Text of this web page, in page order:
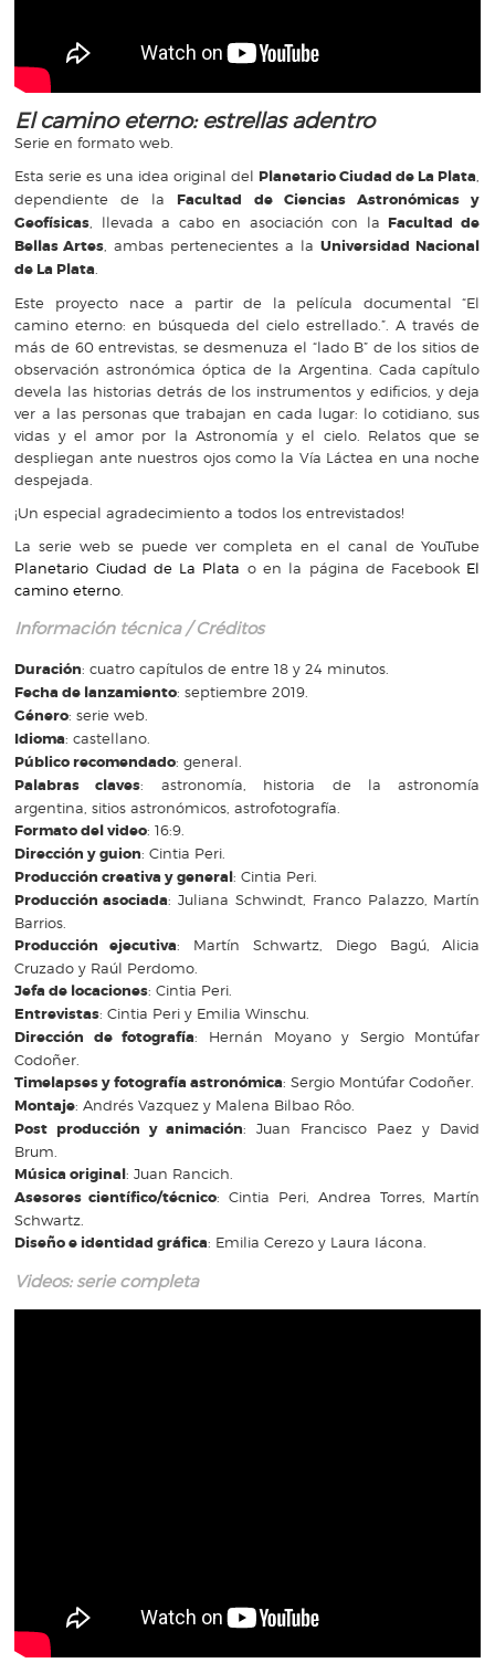
El camino eterno: estrellas adentro
Serie en formato web.
Esta serie es una idea original del Planetario Ciudad de La Plata,
dependiente de la Facultad de Ciencias Astronómicas y
Geofísicas, llevada a cabo en asociación con la Facultad de
Bellas Artes, ambas pertenecientes a laUniversidad Nacional
de La Plata.
Este proyecto nace a partir de la película documental “El
camino eterno: en búsqueda del cielo estrellado.”. A través de
más de 60 entrevistas, se desmenuza el “lado B” de los sitios de
observación astronómica óptica de la Argentina. Cada capítulo
devela las historias detrás de los instrumentos y edificios, y deja
ver a las personas que trabajan en cada lugar: lo cotidiano, sus
vidas y el amor por la Astronomía y el cielo. Relatos que se
despliegan ante nuestros ojos como la Vía Láctea en una noche
despejada.
¡Un especial agradecimiento a todos los entrevistados!
La serie web se puede ver completa en el canal de YouTube
Planetario Ciudad de La Plata o en la página de Facebook El
camino eterno.
Información técnica / Créditos
Duración: cuatro capítulos de entre 18 y 24 minutos.
Fecha de lanzamiento: septiembre 2019.
Género: serie web.
Idioma: castellano.
Público recomendado: general.
Palabras claves: astronomía, historia de la astronomía
argentina, sitios astronómicos, astrofotografía.
Formato del video: 16:9.
Dirección y guion: Cintia Peri.
Producción creativa y general: Cintia Peri.
Producción asociada: Juliana Schwindt, Franco Palazzo, Martín
Barrios.
Producción ejecutiva: Martín Schwartz, Diego Bagú, Alicia
Cruzado y Raúl Perdomo.
Jefa de locaciones: Cintia Peri.
Entrevistas: Cintia Peri y Emilia Winschu.
Dirección de fotografía: Hernán Moyano y Sergio Montúfar
Codoñer.
Timelapses y fotografía astronómica: Sergio Montúfar Codoñer.
Montaje: Andrés Vazquez y Malena Bilbao Rôo.
Post producción y animación: Juan Francisco Paez y David
Brum.
Música original: Juan Rancich.
Asesores científico/técnico: Cintia Peri, Andrea Torres, Martín
Schwartz.
Diseño e identidad gráfica: Emilia Cerezo y Laura Iácona.
Videos: serie completa